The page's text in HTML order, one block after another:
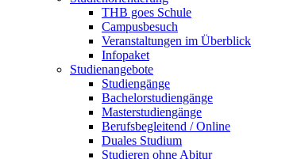
THB goes Schule
Campusbesuch
Veranstaltungen im Überblick
Infopaket
Studienangebote
Studiengänge
Bachelorstudiengänge
Masterstudiengänge
Berufsbegleitend / Online
Duales Studium
Studieren ohne Abitur